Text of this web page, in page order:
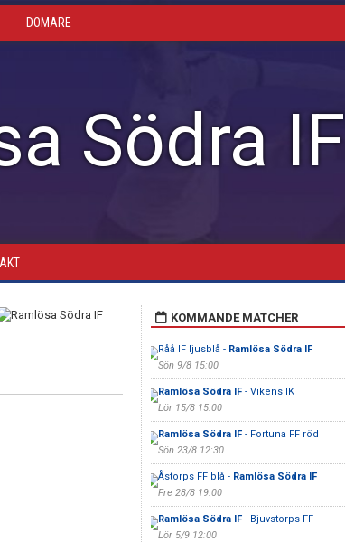
DOMARE
Södra IF
KOMMANDE MATCHER
Råå IF ljusblå - Ramlösa Södra IF
Sön 9/8 15:00
Ramlösa Södra IF- Vikens IK
Lör 15/8 15:00
Ramlösa Södra IF- Fortuna FF röd
Sön 23/8 12:30
Åstorps FF blå - Ramlösa Södra IF
Fre 28/8 19:00
Ramlösa Södra IF- Bjuvstorps FF
Lör 5/9 12:00